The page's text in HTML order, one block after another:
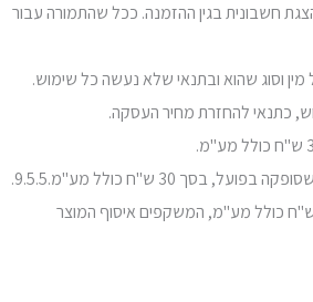
או 100 שקלים חדשים, לפי הנמוך מביניהם, ובלבד שהצגת חשבונית בגין ההזמנה. ככל שהתמורה עבור
וסוג שהוא ובתנאי שלא נעשה כל שימוש.
כתנאי להחזרת מחיר העסקה.
9.5.4. במקרה של ביטול עסקה שלא עקב פגם במוצר, כאשר במסגרת ההזמנה ניתנה ללקוח הטבת משלוח ללא עלות, תהיה תיקא רשאית לנכות מסכום ההחזר את עלות המשלוח שסופקה בפועל, בסך 30 ש"ח כולל מע"מ.9.5.5.
מוצר לבקשת הלקוח, שלא עקב פגם במוצר או אי־התאמה בין המוצר לבין הפרטים שנמסרו ללקוח, תתאפשר בכפוף לזמינות המוצר החלופי ובתשלום דמי משלוח בסך 60 ש"ח כולל מע"מ, המשקפים איסוף המוצר